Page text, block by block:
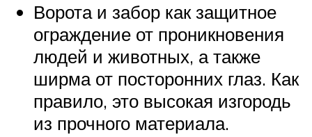
Ворота и забор как защитное
ограждение от проникновения
людей и животных, а также
ширма от посторонних глаз. Как
правило, это высокая изгородь
из прочного материала.